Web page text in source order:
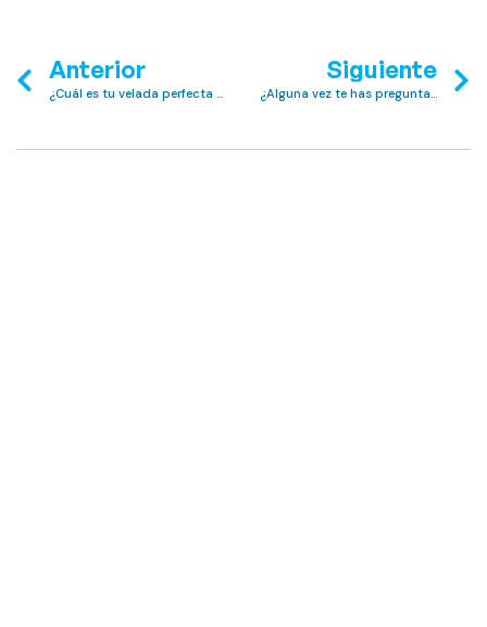
Anterior
¿Cuál es tu velada perfecta en el Club MAC?
Siguiente
¿Alguna vez te has preguntado sobre la historia de Alcudia? Sigue leyendo.